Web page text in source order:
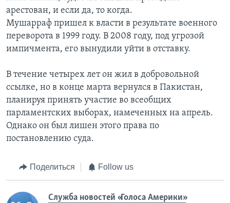
арестован, и если да, то когда.
Мушарраф пришел к власти в результате военного
переворота в 1999 году. В 2008 году, под угрозой
импичмента, его вынудили уйти в отставку.
В течение четырех лет он жил в добровольной
ссылке, но в конце марта вернулся в Пакистан,
планируя принять участие во всеобщих
парламентских выборах, намеченных на апрель.
Однако он был лишен этого права по
постановлению суда.
Поделиться Follow us
Служба новостей «Голоса Америки»